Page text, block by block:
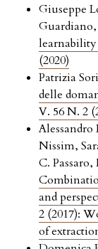
Giuseppe
Guardiano,
learnability
(2020)
Patrizia
delle
V. 56 N. 2
Nissim,
C.
and
2 (2017):
of